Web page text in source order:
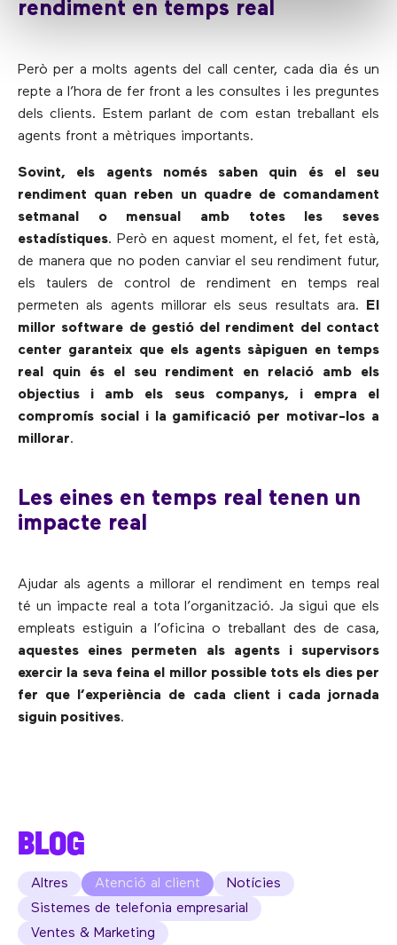
rendiment en temps real
Però per a molts agents del call center, cada dia és un
repte a l’hora de fer front a les consultes i les preguntes
dels clients. Estem parlant de com estan treballant els
agents front a mètriques importants.
Sovint, els agents només saben quin és el seu
rendiment quan reben un quadre de comandament
setmanal o mensual amb totes les seves
estadístiques. Però en aquest moment, el fet, fet està,
de manera que no poden canviar el seu rendiment futur,
els taulers de control de rendiment en temps real
permeten als agents millorar els seus resultats ara.
El
millor software de gestió del rendiment del contact
center garanteix que els agents sàpiguen en temps
real quin és el seu rendiment en relació amb els
objectius i amb els seus companys, i empra el
compromís social i la gamificació per motivar-los a
millorar.
Les eines en temps real tenen un
impacte real
Ajudar als agents a millorar el rendiment en temps real
té un impacte real a tota l’organització. Ja sigui que els
empleats estiguin a l’oficina o treballant des de casa,
aquestes eines permeten als agents i supervisors
exercir la seva feina el millor possible tots els dies per
fer que l’experiència de cada client i cada jornada
siguin positives.
BLOG
Altres Atenció al client
Notícies
Sistemes de telefonia empresarial
Ventes & Marketing